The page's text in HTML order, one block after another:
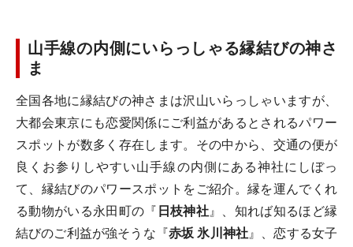
山手線の内側にいらっしゃる縁結びの神さ
ま
全国各地に縁結びの神さまは沢山いらっしゃいますが、
大都会東京にも恋愛関係にご利益があるとされるパワー
スポットが数多く存在します。その中から、交通の便が
良くお参りしやすい山手線の内側にある神社にしぼっ
て、縁結びのパワースポットをご紹介。縁を運んでくれ
る動物がいる永田町の『 日枝神社』、知れば知るほど縁
結びのご利益が強そうな『赤坂 氷川神社』、恋する女子